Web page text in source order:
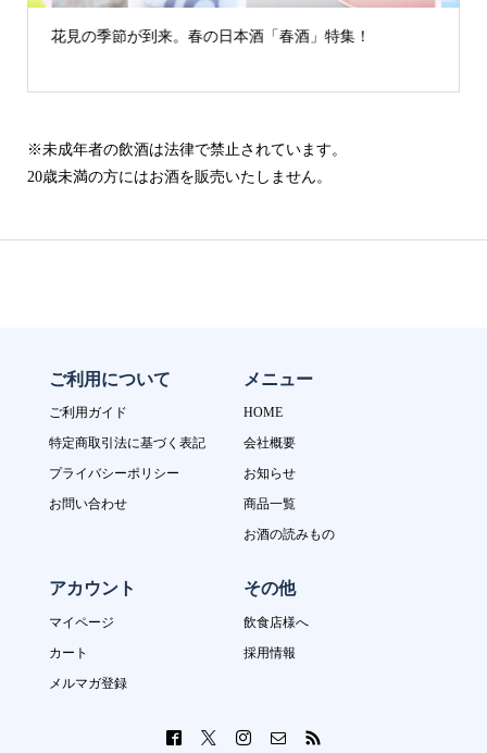
花見の季節が到来。春の日本酒「春酒」特集！
※未成年者の飲酒は法律で禁止されています。
20歳未満の方にはお酒を販売いたしません。
ご利用について
ご利用ガイド
特定商取引法に基づく表記
プライバシーポリシー
お問い合わせ
メニュー
HOME
会社概要
お知らせ
商品一覧
お酒の読みもの
アカウント
マイページ
カート
メルマガ登録
その他
飲食店様へ
採用情報